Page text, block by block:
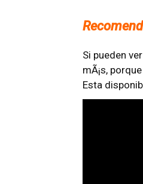
Si pueden
mÃ¡s,
Esta